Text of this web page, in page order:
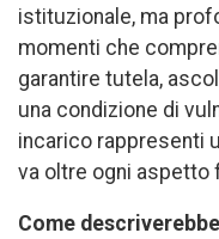
istituzionale, ma
momenti che
garantire tutela,
una condizione di
incarico rappresenti
va oltre ogni aspetto
Come